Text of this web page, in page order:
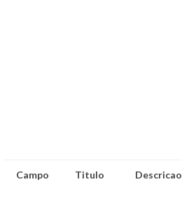
Campo Titulo Descricao